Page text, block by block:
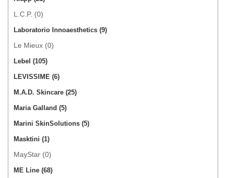
L.C.P. (0)
Laboratorio Innoaesthetics (9)
Le Mieux (0)
Lebel (105)
LEVISSIME (6)
M.A.D. Skincare (25)
Maria Galland (5)
Marini SkinSolutions (5)
Masktini (1)
MayStar (0)
ME Line (68)